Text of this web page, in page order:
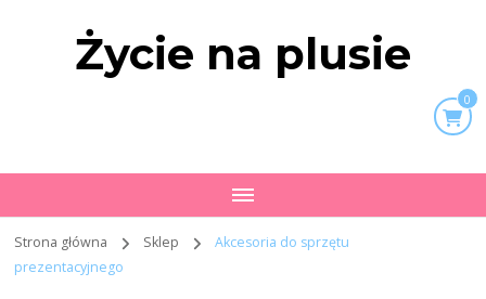
Życie na plusie
0
Strona główna Sklep
Akcesoria do sprzętu
prezentacyjnego